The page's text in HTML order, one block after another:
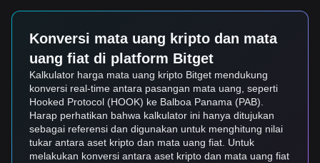
Konversi mata uang kripto dan mata
uang fiat di platform Bitget
Kalkulator harga mata uang kripto Bitget mendukung
konversi real-time antara pasangan mata uang, seperti
Hooked Protocol (HOOK) ke Balboa Panama (PAB).
Harap perhatikan bahwa kalkulator ini hanya ditujukan
sebagai referensi dan digunakan untuk menghitung nilai
tukar antara aset kripto dan mata uang fiat. Untuk
melakukan konversi antara aset kripto dan mata uang fiat